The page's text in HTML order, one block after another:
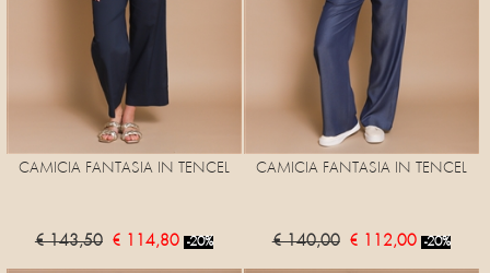
CAMICIA FANTASIA IN TENCEL
€ 143,50 € 114,80 -20%
CAMICIA FANTASIA IN TENCEL
€ 140,00 € 112,00 -20%